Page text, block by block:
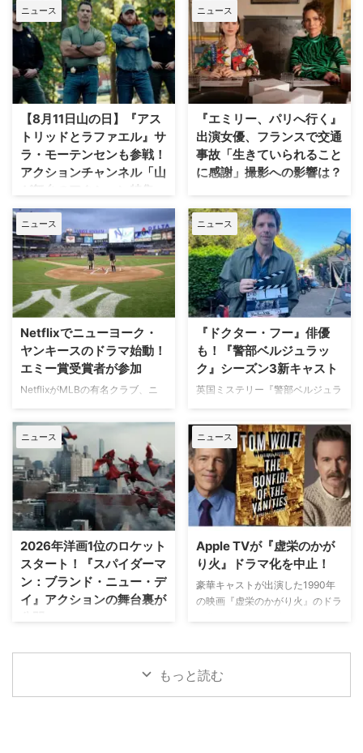
ニュース
【8月11日山の日】『アス
トリッドとラファエル』サ
ラ・モーテンセンも参戦！
アクションチャンネル「山
が舞台のアクション特集」
放送
日本で唯一のアクション海外ドラ
マ専門チャンネル「アクションチ
ャンネル」にて、8月11日の山の
日に合わせた特別編成「山が舞台
のアクション特集」が放送され
る。 8月11日「山の日」に注目の
山岳アクション2作品を特別編成
今回の特集では、米陸軍特殊部隊
出身の保安官が山岳地帯の町で起
きる難事件に挑む全米大ヒット作
『ブルーリッジ 山岳捜査網』が
独占日本初放送。さらに、元特殊
部隊員の父親が娘を守るために大
自然を駆け巡るフランス発の話題
作『デビルズ・リープ～娘を守
れ！最強の親父』が一挙放送され
る。雄大な自然の中で繰り広 …
ニュース
『エミリー、パリへ行く』
出演女優、フランスで交通
事故「生きていられること
に感謝」撮影への影響は？
人気Netflixドラマ『エミリー、パ
リへ行く』第6シーズンに出演す
るイギリス人女優のミニー・ドラ
イヴァーが、フランスでの撮影休
止期間中に深刻な自動車事故に遭
っていたことが分かった。 生き
ていられることに心から感謝 ミ
ニーは過去8週間にわたり、
と題した動画シリーズを投稿。最
終シーズンの撮影で滞在していた
パリでの日常をファンに届けてい
た。しかし8月6日（木）早朝、
公開。「パリの最新情報だけど、
実はロンドンに戻っ …
ニュース
Netflixでニューヨーク・
ヤンキースのドラマ始動！
エミー賞受賞者が参加
NetflixがMLBの有名クラブ、ニ
した新作ドラマシリーズの開発を
進めている。米Varietyが報じ
た。 『オザークへようこそ』ジ
ェイソン・ベイトマンも関与
Netflixは、今年3月のMLB開幕戦
をライヴ配信したのを皮切りに、
7月のホームランダービーもリリ
ースするなど、MLBとの関係性
を深めている。この協力関係は
2028年まで続く予定だ。今月中
旬に行われるフィールド・オブ・
ドリームス（映画『フィールド・
ニュース
『ドクター・フー』俳優
も！『警部ベルジュラッ
ク』シーズン3新キャスト
英国ミステリー『警部ベルジュラ
ている。また、4人のキャストが
新たに加わることも明らかになっ
た。英BBCなど複数のメディアが
伝えている。 これまでで最も衝
撃的な事件に巻き込まれるベルジ
ュラック 1981年から1991年にか
けて英BBCで放送されたジョン・
『Bergerac（原題）』をリブー
トした本作。イギリス海峡に浮か
ぶジャージー島を舞台に、警部の
ジム・ベルジュラックが事件に挑
ニュース
2026年洋画1位のロケット
スタート！『スパイダーマ
ン：ブランド・ニュー・デ
イ』アクションの舞台裏が
マンの新たな物語を描く映画『ス
パイダーマン：ブランド・ニュ
ニュース
Apple TVが『虚栄のかが
り火』ドラマ化を中止！
豪華キャストが出演した1990年
の映画『虚栄のかがり火』のドラ
ず 原作は、1987年に出版された
トム・ウルフのベストセラー小説
もっと読む